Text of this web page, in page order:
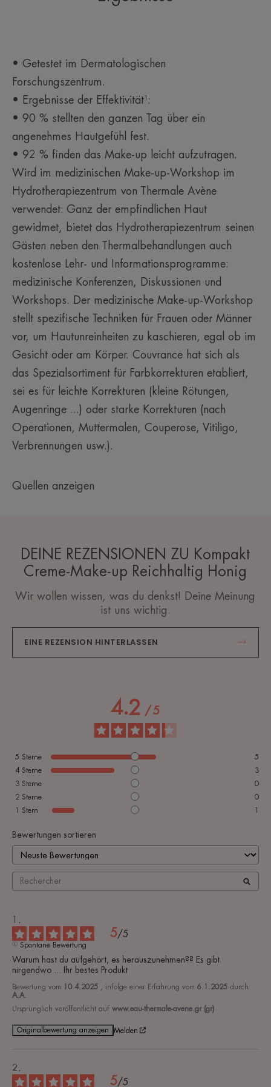
TEXTUR
Vorteile der Textur
Eine leichte, individuell in der Deckkraft anpassbare Textur,
die sich leicht auftragen lässt und ein natürliches Finish
verleiht.
Geruch des Inhalts
• Getestet im Dermatologischen
Forschungszentrum.
• Ergebnisse der Effektivität¹:
• 90 % stellten den ganzen Tag über ein
angenehmes Hautgefühl fest.
• 92 % finden das Make-up leicht aufzutragen.
Wird im medizinischen Make-up-Workshop im
Hydrotherapiezentrum von Thermale Avène
verwendet: Ganz der empfindlichen Haut
gewidmet, bietet das Hydrotherapiezentrum seinen
Gästen neben den Thermalbehandlungen auch
kostenlose Lehr- und Informationsprogramme:
medizinische Konferenzen, Diskussionen und
Workshops. Der medizinische Make-up-Workshop
stellt spezifische Techniken für Frauen oder Männer
vor, um Hautunreinheiten zu kaschieren, egal ob im
Gesicht oder am Körper. Couvrance hat sich als
das Spezialsortiment für Farbkorrekturen etabliert,
sei es für leichte Korrekturen (kleine Rötungen,
Augenringe ...) oder starke Korrekturen (nach
Operationen, Muttermalen, Couperose, Vitiligo,
Verbrennungen usw.).
Quellen anzeigen
DEINE REZENSIONEN ZU Kompakt
Creme-Make-up Reichhaltig Honig
Wir wollen wissen, was du denkst! Deine Meinung
ist uns wichtig.
EINE REZENSION HINTERLASSEN
4.2 /5
5 Sterne
5
4 Sterne
3
3 Sterne
0
2 Sterne
0
1 Stern 1
Bewertungen sortieren
5/5
Spontane Bewertung
Warum hast du aufgehört, es herauszunehmen?? Es gibt
nirgendwo ... Ihr bestes Produkt
Bewertung vom 10.4.2025 , infolge einer Erfahrung vom 6.1.2025 durch
A.A.
Ursprünglich veröffentlicht auf www.eau-thermale-avene.gr (gr)
Originalbewertung anzeigen Melden
5/5